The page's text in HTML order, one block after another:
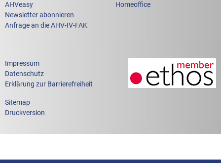
AHVeasy
Newsletter abonnieren
Anfrage an die AHV-IV-FAK
Homeoffice
Impressum
Datenschutz
Erklärung zur Barrierefreiheit
Sitemap
Druckversion